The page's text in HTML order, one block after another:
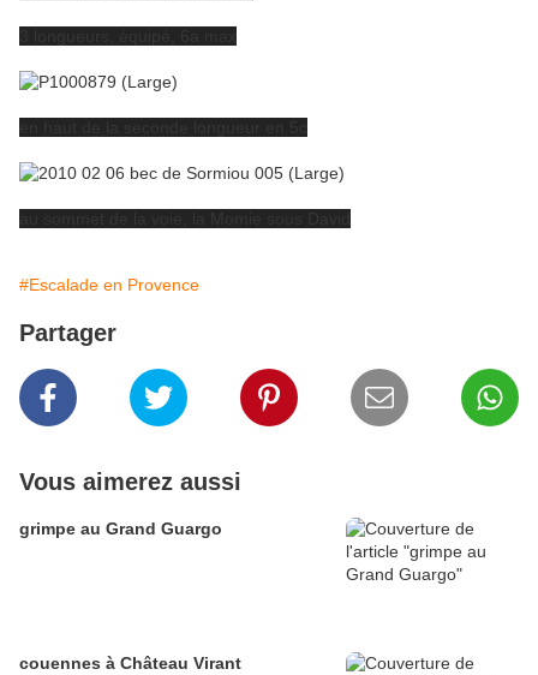
#Escalade en Provence
Partager
Vous aimerez aussi
grimpe au Grand Guargo
couennes à Château Virant